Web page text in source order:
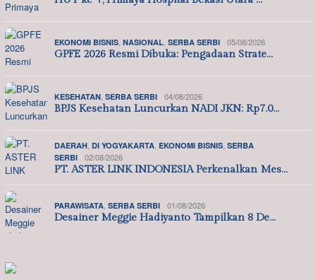
EKONOMI BISNIS NASIONAL SERBA SERBI 05/08/2026
GPFE 2026 Resmi Dibuka: Pengadaan Strate…
KESEHATAN SERBA SERBI 04/08/2026
BPJS Kesehatan Luncurkan NADI JKN: Rp7.0…
DAERAH DI YOGYAKARTA EKONOMI BISNIS SERBA
SERBI
02/08/2026
PT. ASTER LINK INDONESIA Perkenalkan Mes…
PARAWISATA SERBA SERBI 01/08/2026
Desainer Meggie Hadiyanto Tampilkan 8 De…